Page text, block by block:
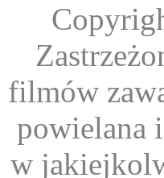
filmów
powielana
w